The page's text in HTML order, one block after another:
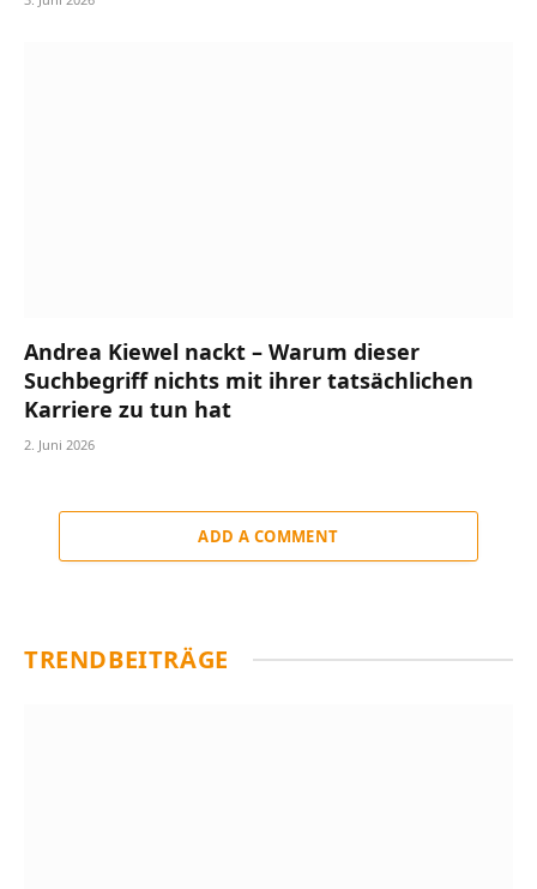
Andrea Kiewel nackt – Warum dieser
Suchbegriff nichts mit ihrer tatsächlichen
Karriere zu tun hat
2. Juni 2026
ADD A COMMENT
TRENDBEITRÄGE